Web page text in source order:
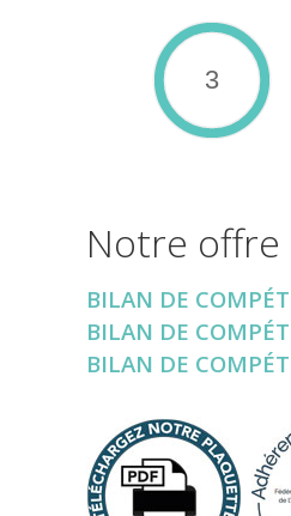
3
Notre offre
BILAN DE
BILAN DE
BILAN DE